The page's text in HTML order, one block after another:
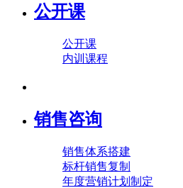
公开课
公开课
内训课程
销售咨询
销售体系搭建
标杆销售复制
年度营销计划制定